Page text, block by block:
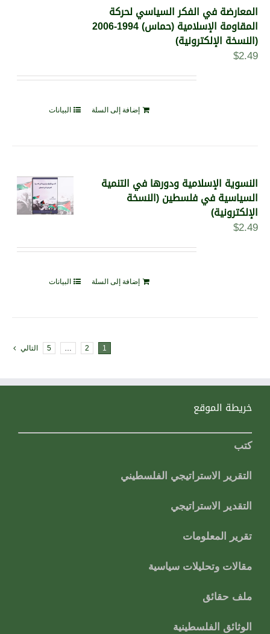
المعارضة في الفكر السياسي لحركة
المقاومة الإسلامية (حماس) 1994-2006
(النسخة الإلكترونية)
$2.49
إضافة إلى السلة البيانات
النسوية الإسلامية ودورها في التنمية
السياسية في فلسطين (النسخة
الإلكترونية)
$2.49
إضافة إلى السلة البيانات
1
2
…
5 التالي
خريطة الموقع
كتب
التقرير الاستراتيجي الفلسطيني
التقدير الاستراتيجي
تقرير المعلومات
مقالات وتحليلات سياسية
ملف حقائق
الوثائق الفلسطينية